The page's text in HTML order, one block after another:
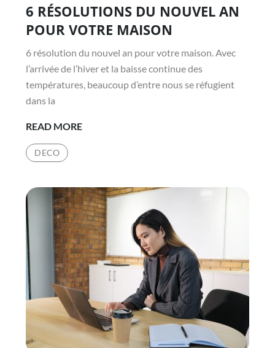
on
6 RÉSOLUTIONS DU NOUVEL AN
POUR VOTRE MAISON
6 résolution du nouvel an pour votre maison. Avec
l’arrivée de l’hiver et la baisse continue des
températures, beaucoup d’entre nous se réfugient
dans la
READ MORE6
AN
POUR
VOTRE
MAISON
DECO